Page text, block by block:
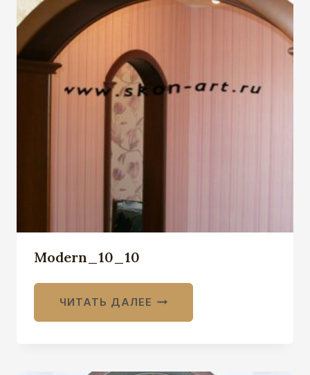
Modern_10_10
ЧИТАТЬ ДАЛЕЕ